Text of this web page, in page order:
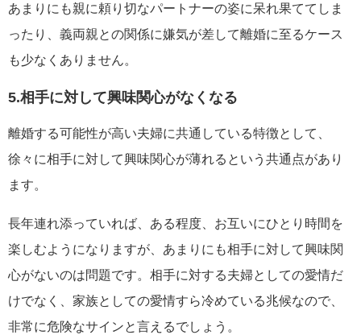
あまりにも親に頼り切なパートナーの姿に呆れ果ててしま
ったり、義両親との関係に嫌気が差して離婚に至るケース
も少なくありません。
5.相手に対して興味関心がなくなる
離婚する可能性が高い夫婦に共通している特徴として、
徐々に相手に対して興味関心が薄れるという共通点があり
ます。
長年連れ添っていれば、ある程度、お互いにひとり時間を
楽しむようになりますが、あまりにも相手に対して興味関
心がないのは問題です。相手に対する夫婦としての愛情だ
けでなく、家族としての愛情すら冷めている兆候なので、
非常に危険なサインと言えるでしょう。